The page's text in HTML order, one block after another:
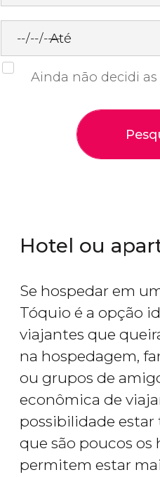
Até
Ainda não decidi as
Hotel ou
Se hospedar em
Tóquio é a opção
viajantes que
na hospedagem,
ou grupos de
econômica de
possibilidade estar
que são poucos os
permitem estar